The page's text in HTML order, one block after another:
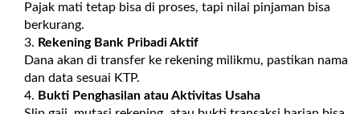
Pajak mati tetap bisa di proses, tapi nilai pinjaman bisa
berkurang.
Rekening Bank Pribadi Aktif
Dana akan di transfer ke rekening milikmu, pastikan nama
dan data sesuai KTP.
Bukti Penghasilan atau Aktivitas Usaha